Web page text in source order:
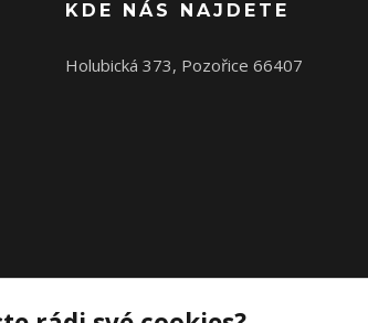
KDE NÁS NAJDETE
Holubická 373, Pozořice 66407